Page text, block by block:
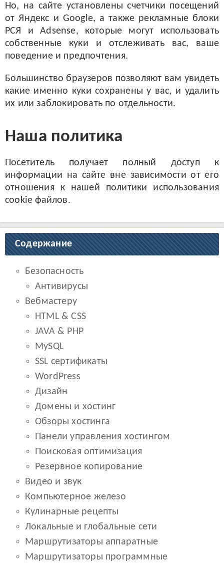
Но, на сайте установлены счетчики посещений
от Яндекс и Google, а также рекламные блоки
РСЯ и Adsense, которые могут использовать
собственные куки и отслеживать вас, ваше
поведение и предпочтения.
Большинство браузеров позволяют вам увидеть
какие именно куки сохранены у вас, и удалить
их или заблокировать по отдельности.
Наша политика
Посетитель получает полный доступ к
информации на сайте вне зависимости от его
отношения к нашей политики использования
cookie файлов.
Содержание
Безопасность
Антивирусы
Вебмастеру
HTML & CSS
JAVA & PHP
MySQL
SSL сертификаты
WordPress
Дизайн
Домены и хостинг
Обзоры хостинга
Панели управления хостингом
Поисковая оптимизация
Резервное копирование
Видео и звук
Компьютерное железо
Кулинарные рецепты
Локальные и глобальные сети
Маршрутизаторы аппаратные
Маршрутизаторы программные